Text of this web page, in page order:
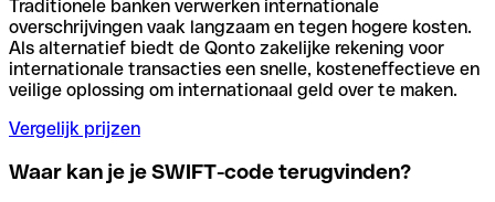
Traditionele banken verwerken internationale
overschrijvingen vaak langzaam en tegen hogere kosten.
Als alternatief biedt de Qonto zakelijke rekening voor
internationale transacties een snelle, kosteneffectieve en
veilige oplossing om internationaal geld over te maken.
Vergelijk prijzen
Waar kan je je SWIFT-code terugvinden?